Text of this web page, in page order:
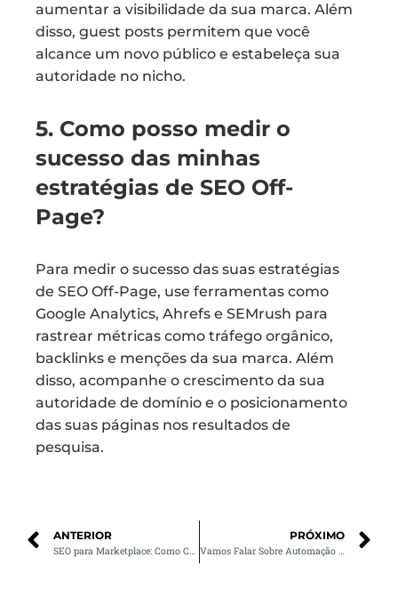
aumentar a visibilidade da sua marca. Além
disso, guest posts permitem que você
alcance um novo público e estabeleça sua
autoridade no nicho.
5. Como posso medir o
sucesso das minhas
estratégias de SEO Off-
Page?
Para medir o sucesso das suas estratégias
de SEO Off-Page, use ferramentas como
Google Analytics, Ahrefs e SEMrush para
rastrear métricas como tráfego orgânico,
backlinks e menções da sua marca. Além
disso, acompanhe o crescimento da sua
autoridade de domínio e o posicionamento
das suas páginas nos resultados de
pesquisa.
ANTERIOR PRÓXIMO